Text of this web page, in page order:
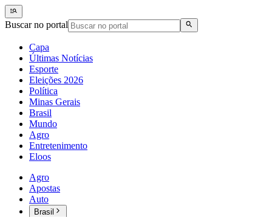
Buscar no portal
Capa
Últimas Notícias
Esporte
Eleições 2026
Política
Minas Gerais
Brasil
Mundo
Agro
Entretenimento
Eloos
Agro
Apostas
Auto
Brasil